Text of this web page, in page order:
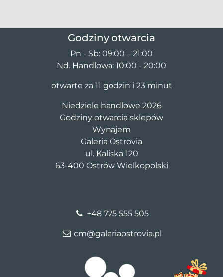
Godziny otwarcia
Pn - Sb: 09:00 – 21:00
Nd. Handlowa: 10:00 - 20:00
otwarte za 11 godzin i 23 minut
Niedziele handlowe 2026
Godziny otwarcia sklepów
Wynajem
Galeria Ostrovia
ul. Kaliska 120
63-400 Ostrów Wielkopolski
+48 725 555 505
cm@galeriaostrovia.pl